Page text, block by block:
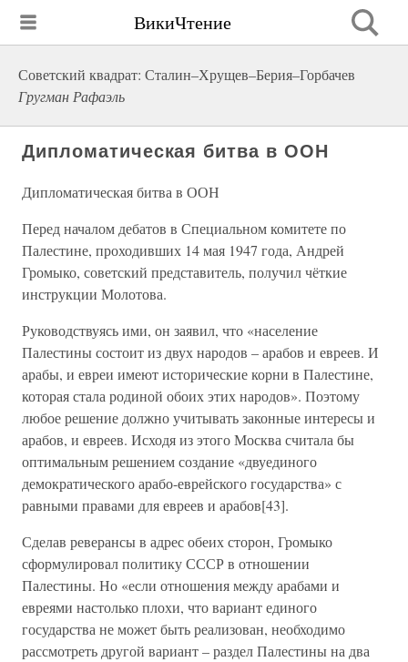
ВикиЧтение
Советский квадрат: Сталин–Хрущев–Берия–Горбачев
Гругман Рафаэль
Дипломатическая битва в ООН
Дипломатическая битва в ООН
Перед началом дебатов в Специальном комитете по
Палестине, проходивших 14 мая 1947 года, Андрей
Громыко, советский представитель, получил чёткие
инструкции Молотова.
Руководствуясь ими, он заявил, что «население
Палестины состоит из двух народов – арабов и евреев. И
арабы, и евреи имеют исторические корни в Палестине,
которая стала родиной обоих этих народов». Поэтому
любое решение должно учитывать законные интересы и
арабов, и евреев. Исходя из этого Москва считала бы
оптимальным решением создание «двуединого
демократического арабо-еврейского государства» с
равными правами для евреев и арабов[43].
Сделав реверансы в адрес обеих сторон, Громыко
сформулировал политику СССР в отношении
Палестины. Но «если отношения между арабами и
евреями настолько плохи, что вариант единого
государства не может быть реализован, необходимо
рассмотреть другой вариант – раздел Палестины на два